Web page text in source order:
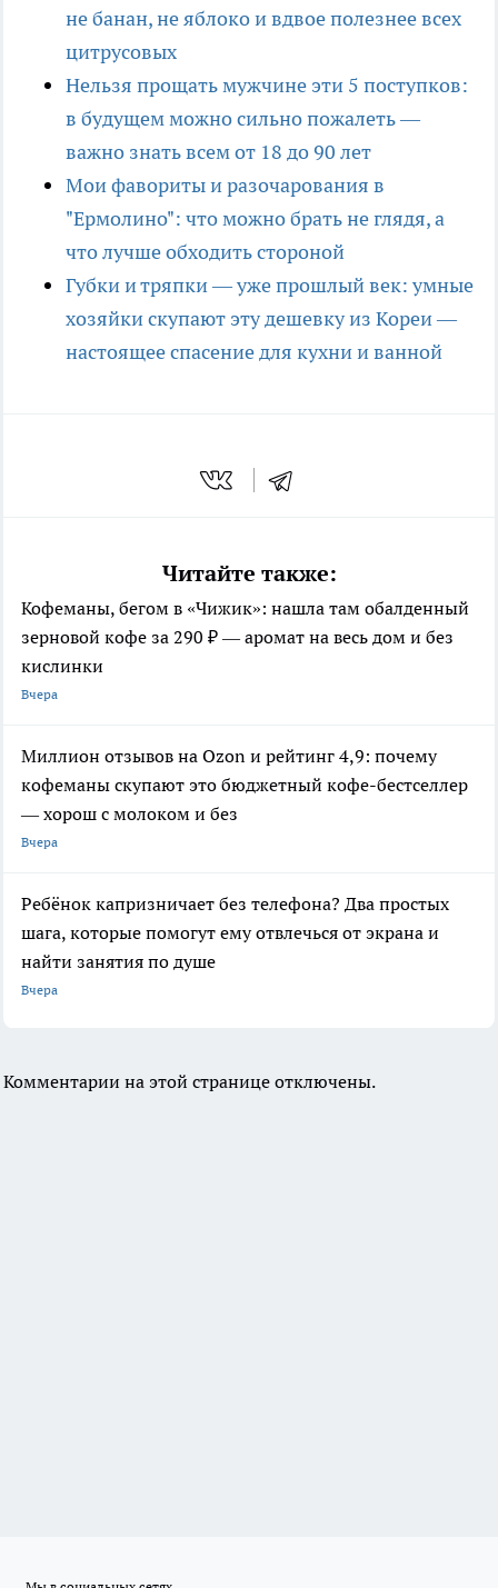
не банан, не яблоко и вдвое полезнее всех
цитрусовых
Нельзя прощать мужчине эти 5 поступков:
в будущем можно сильно пожалеть —
важно знать всем от 18 до 90 лет
Мои фавориты и разочарования в
"Ермолино": что можно брать не глядя, а
что лучше обходить стороной
Губки и тряпки — уже прошлый век: умные
хозяйки скупают эту дешевку из Кореи —
настоящее спасение для кухни и ванной
Читайте также:
Кофеманы, бегом в «Чижик»: нашла там обалденный
зерновой кофе за 290 ₽ — аромат на весь дом и без
кислинки
Вчера
Миллион отзывов на Ozon и рейтинг 4,9: почему
кофеманы скупают это бюджетный кофе-бестселлер
— хорош с молоком и без
Вчера
Ребёнок капризничает без телефона? Два простых
шага, которые помогут ему отвлечься от экрана и
найти занятия по душе
Вчера
Комментарии на этой странице отключены.